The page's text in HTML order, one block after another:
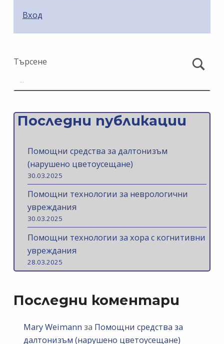
Вход
Търсене
Последни публикации
Помощни средства за далтонизъм
(нарушено цветоусещане)
30.03.2025
Помощни технологии за неврологични
увреждания
30.03.2025
Помощни технологии за хора с когнитивни
увреждания
28.03.2025
Последни коментари
Mary Weimann за Помощни средства за
далтонизъм (нарушено цветоусещане)